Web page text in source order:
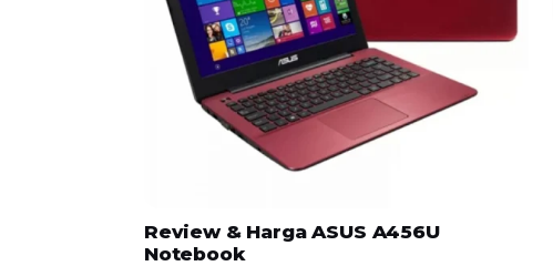
Review & Harga ASUS A456U
Notebook